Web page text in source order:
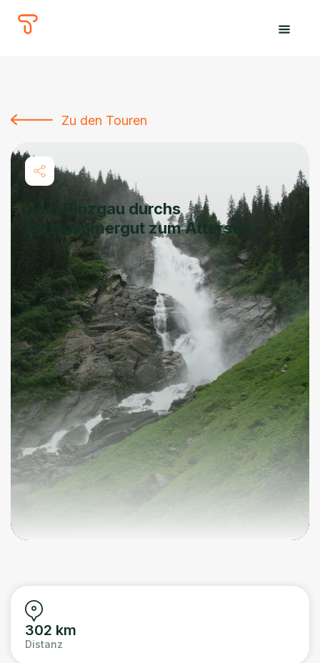
The
Tours
Zu den Touren
Vom Pinzgau durchs
Salzkammergut zum Attersee
302 km
Distanz